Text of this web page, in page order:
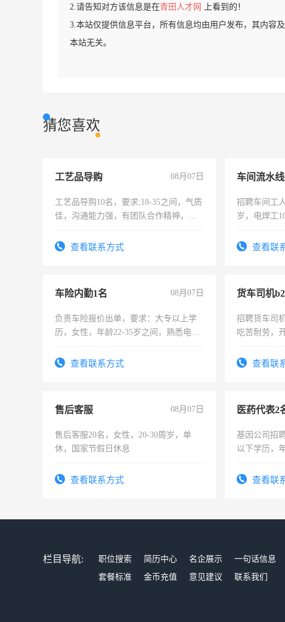
2.请告知对方该信息是在青田人才网
上看到的！
3.本站仅提供信息平台，所有信息均由用户发布，其内容
本站无关。
猜您喜欢
工艺品导购 08月07日
工艺品导购10名，要求;18-35之间，气质
佳，沟通能力强，有团队合作精神，有
查看联系方式
车间流水
招聘车间工
岁，电焊工
宿，免费发
查看联
车险内勤1名 08月07日
负责车险报价出单，要求：大专以上学
历，女性，年龄22-35岁之间，熟悉电脑
试用期1-3个月，转正后交纳五险，
查看联系方式
货车司机b2
招聘货车司
吃苦耐劳，
查看联
售后客服 08月07日
售后客服20名，女性，20-30周岁，单
休，国家节假日休息
查看联系方式
医药代表2
基因公司招
以下学历，
表或者有医
查看联
栏目导航: 职位搜索 简历中心 名企展示 一句话信息
套餐标准
金币充值 意见建议 联系我们